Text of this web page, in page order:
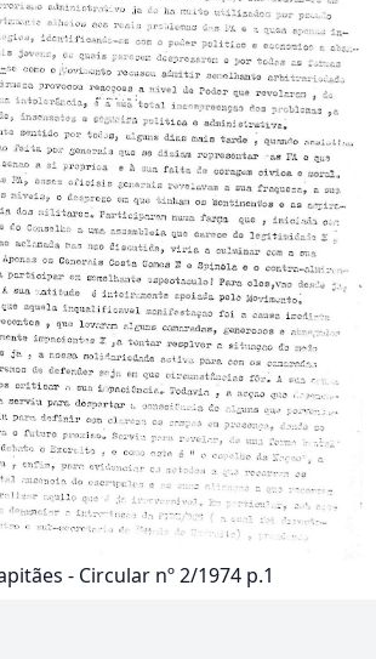
- Circular nº 2/1974 p.1